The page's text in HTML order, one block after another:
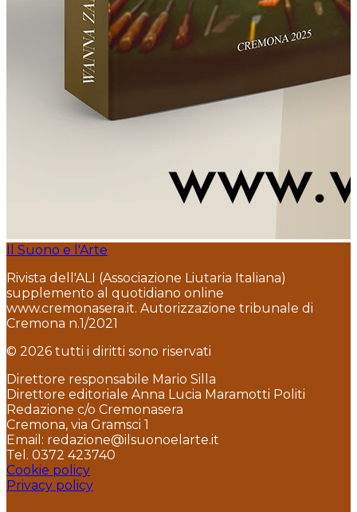
Il Suono e l'Arte
Rivista dell'ALI (Associazione Liutaria Italiana)
supplemento al quotidiano online
www.cremonasera.it. Autorizzazione tribunale di
Cremona n.1/2021
© 2026 tutti i diritti sono riservati
Direttore responsabile Mario Silla
Direttore editoriale Anna Lucia Maramotti Politi
Redazione c/o Cremonasera
Cremona, via Gramsci 1
Email: redazione@ilsuonoelarte.it
Tel. 0372 423740
Cookie policy
Privacy policy